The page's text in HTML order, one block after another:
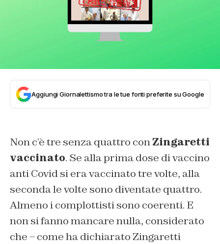
Aggiungi Giornalettismo tra le tue fonti preferite su Google
Non c’è tre senza quattro conZingaretti
vaccinato. Se alla prima dose di vaccino
anti Covid si era vaccinato tre volte, alla
seconda le volte sono diventate quattro.
Almeno i complottisti sono coerenti. E
non si fanno mancare nulla, considerato
che – come ha dichiarato Zingaretti